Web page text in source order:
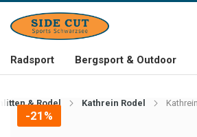
Radsport Bergsport & Outdoor
& Rodel Kathrein Rodel
-21%